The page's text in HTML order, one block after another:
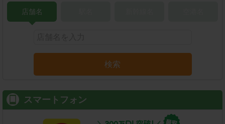
店舗名
検索
スマートフォン